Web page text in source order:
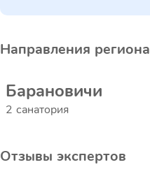
Направления региона
Барановичи
2 санатория
Отзывы экспертов